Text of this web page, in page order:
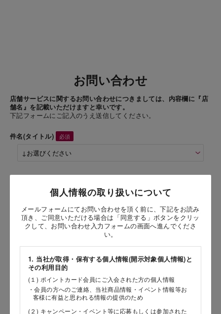
お問い合わせ
店舗サービスに関するお問い合わせにつきましては、内容欄に『店
舗名』を記載いただけますと幸いです。
下記フォームにご記入のうえ送信してください。
個人情報の取り扱いについて
メールフォームにてお問い合わせを頂く前に、下記をお読み
頂き、ご同意いただける場合は「同意する」ボタンをクリッ
クして、お問い合わせ入力フォームの画面へ進んでくださ
い。
1. 当社が取得・保有する個人情報(開示対象個人情報)と
その利用目的
(１) ポイントカード会員にご入会された方の個人情報
・会員の方へのご連絡、当社商品情報・イベント情報等お
客様に有益と思われる情報の提供のため
(２) キャンペーン・イベント等に応募もしくは参加された
件名(タイトル)
樽出し生ワインのジェラート赤 カベルネ・ソーヴィニヨン 1個
お問い合わせ時氏名
［名］
（全角で入力してください）
お問い合わせ時氏名（カナ）